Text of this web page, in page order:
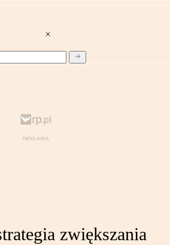
zwiększania